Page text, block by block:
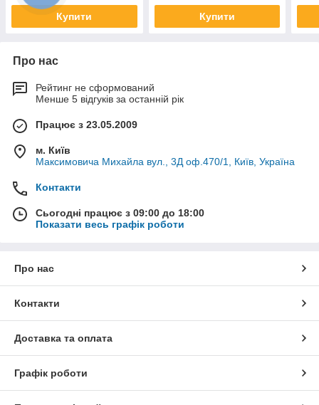
Купити Купити
Про нас
Рейтинг не сформований
Менше 5 відгуків за останній рік
Працює з 23.05.2009
м. Київ
Максимовича Михайла вул., 3Д оф.470/1, Київ, Україна
Контакти
Сьогодні працює з 09:00 до 18:00
Показати весь графік роботи
Про нас
Контакти
Доставка та оплата
Графік роботи